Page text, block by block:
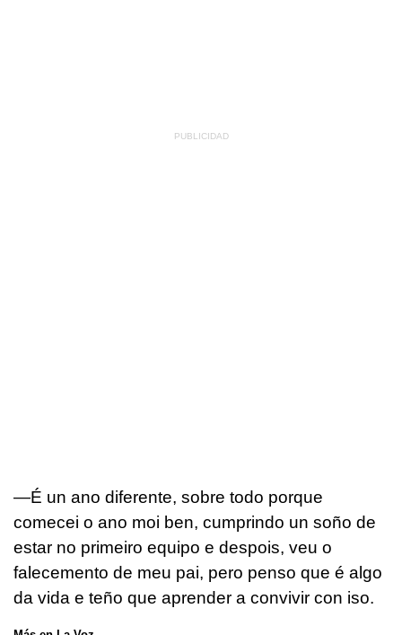
—É un ano diferente, sobre todo porque
comecei o ano moi ben, cumprindo un soño de
estar no primeiro equipo e despois, veu o
falecemento de meu pai, pero penso que é algo
da vida e teño que aprender a convivir con iso.